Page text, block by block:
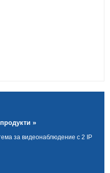
»
за видеонаблюдение с 2 IP